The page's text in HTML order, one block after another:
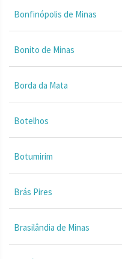
Bonfinópolis de Minas
Bonito de Minas
Borda da Mata
Botelhos
Botumirim
Brás Pires
Brasilândia de Minas